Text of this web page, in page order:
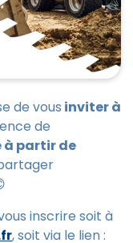
de vous inviter à
de
à partir de
inscrire soit à
, soit via le lien :